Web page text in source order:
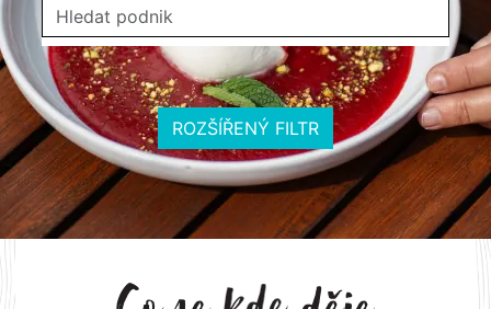
ROZŠÍŘENÝ FILTR